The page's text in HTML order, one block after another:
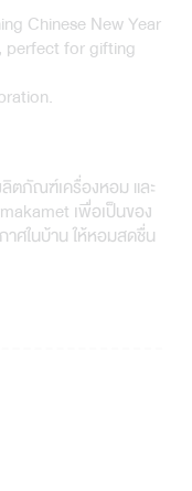
Chinese New Year
perfect for gifting
ตภัณฑ์เครื่องหอม และ
เพื่อเป็นของ
ศในบ้าน ให้หอมสดชื่น